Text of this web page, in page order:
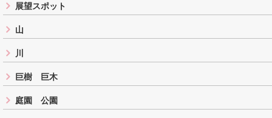
展望スポット
山
川
巨樹 巨木
庭園 公園